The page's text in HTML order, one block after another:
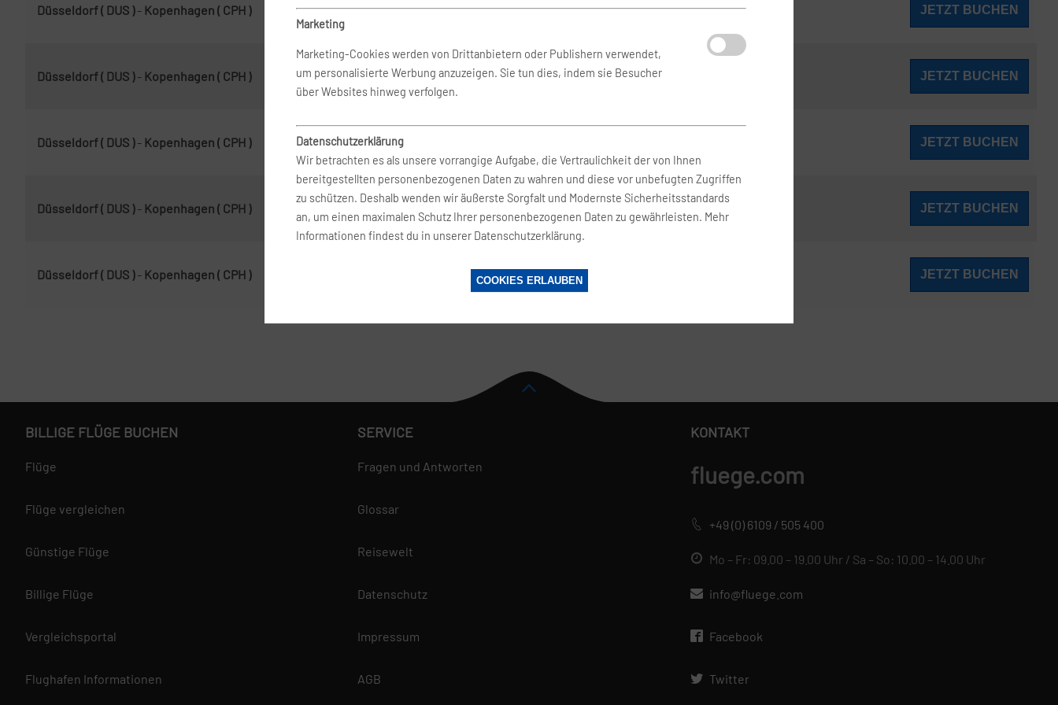
Düsseldorf ( DUS )- Kopenhagen ( CPH ) 26. Aug. 2026-2. Sep. 2026 Eurowings ab JETZT BUCHEN
Düsseldorf ( DUS )- Kopenhagen ( CPH ) 13. Dez. 2026-22. Dez. 2026 Eurowings JETZT BUCHEN
Düsseldorf ( DUS )- Kopenhagen ( CPH ) 13. Nov. 2026 JETZT BUCHEN
Düsseldorf ( DUS )- Kopenhagen ( CPH ) JETZT BUCHEN
Düsseldorf ( DUS )- Kopenhagen ( CPH ) 7. Sep. 2026 JETZT BUCHEN
Marketing
Marketing-Cookies werden von Drittanbietern oder Publishern verwendet,
um personalisierte Werbung anzuzeigen. Sie tun dies, indem sie Besucher
über Websites hinweg verfolgen.
Datenschutzerklärung
Wir betrachten es als unsere vorrangige Aufgabe, die Vertraulichkeit der von Ihnen
bereitgestellten personenbezogenen Daten zu wahren und diese vor unbefugten Zugriffen
zu schützen. Deshalb wenden wir äußerste Sorgfalt und Modernste Sicherheitsstandards
an, um einen maximalen Schutz Ihrer personenbezogenen Daten zu gewährleisten. Mehr
Informationen findest du in unserer Datenschutzerklärung.
COOKIES ERLAUBEN
BILLIGE FLÜGE BUCHEN
Flüge
Flüge vergleichen
Günstige Flüge
Billige Flüge
Vergleichsportal
Flughafen Informationen
SERVICE
Fragen und Antworten
Glossar
Reisewelt
Datenschutz
Impressum
AGB
KONTAKT
fluege.com
+49 (0) 6109 / 505 400
Mo – Fr: 09.00 – 19.00 Uhr / Sa – So: 10.00 – 14.00 Uhr
info@fluege.com
Facebook
Twitter